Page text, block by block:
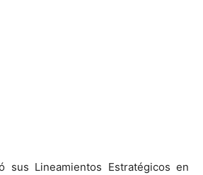
sus Lineamientos Estratégicos en